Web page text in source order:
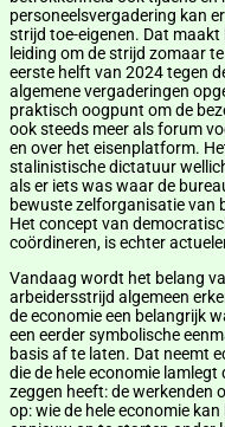
personeelsvergadering kan
strijd toe-eigenen. Dat
leiding om de strijd zomaar
eerste helft van 2024 tegen
algemene vergaderingen
praktisch oogpunt om de
ook steeds meer als forum
en over het eisenplatform.
stalinistische dictatuur
als er iets was waar de
bewuste zelforganisatie van
Het concept van
coördineren, is echter
Vandaag wordt het belang
arbeidersstrijd algemeen
de economie een belangrijk
een eerder symbolische
basis af te laten. Dat neemt
die de hele economie
zeggen heeft: de werkenden
op: wie de hele economie